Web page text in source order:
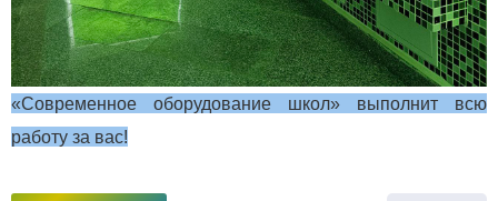
«Современное оборудование школ» выполнит всю
работу за вас!